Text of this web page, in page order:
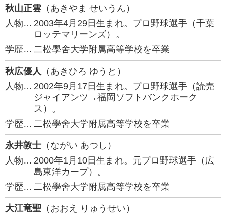
秋山正雲 （あきやま せいうん）
人物… 2003年4月29日生まれ。プロ野球選手（千葉
ロッテマリーンズ）。
学歴… 二松學舍大学附属高等学校を卒業
秋広優人 （あきひろ ゆうと）
人物… 2002年9月17日生まれ。プロ野球選手（読売
ジャイアンツ→福岡ソフトバンクホーク
ス）。
学歴… 二松學舍大学附属高等学校を卒業
永井敦士 （ながい あつし）
人物… 2000年1月10日生まれ。元プロ野球選手（広
島東洋カープ）。
学歴… 二松學舍大学附属高等学校を卒業
大江竜聖 （おおえ りゅうせい）